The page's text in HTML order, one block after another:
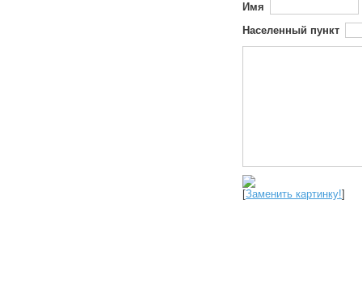
Имя
Населенный пункт
[Заменить картинку!]